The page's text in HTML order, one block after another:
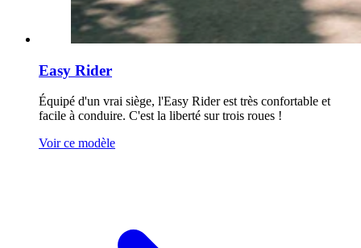
Easy Rider
Équipé d'un vrai siège, l'Easy Rider est très confortable et
facile à conduire. C'est la liberté sur trois roues !
Voir ce modèle